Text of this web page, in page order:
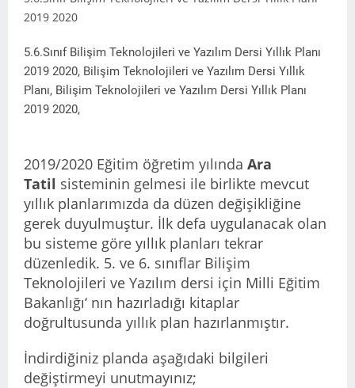
2019 2020
5.6.Sınıf Bilişim Teknolojileri ve Yazılım Dersi Yıllık Planı
2019 2020, Bilişim Teknolojileri ve Yazılım Dersi Yıllık
Planı, Bilişim Teknolojileri ve Yazılım Dersi Yıllık Planı
2019 2020,
2019/2020 Eğitim öğretim yılında Ara
Tatil sisteminin gelmesi ile birlikte mevcut
yıllık planlarımızda da düzen değişikliğine
gerek duyulmuştur. İlk defa uygulanacak olan
bu sisteme göre yıllık planları tekrar
düzenledik. 5. ve 6. sınıflar Bilişim
Teknolojileri ve Yazılım dersi için Milli Eğitim
Bakanlığı‘ nın hazırladığı kitaplar
doğrultusunda yıllık plan hazırlanmıştır.
İndirdiğiniz planda aşağıdaki bilgileri
değiştirmeyi unutmayınız;